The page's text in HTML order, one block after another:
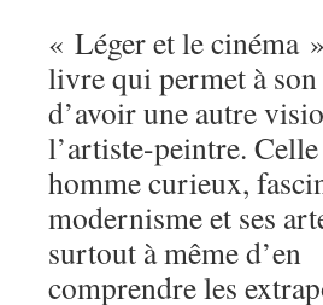
« Léger et le cinéma
livre qui permet à
d’avoir une autre
l’artiste-peintre.
homme curieux,
modernisme et ses
surtout à même d’en
comprendre les